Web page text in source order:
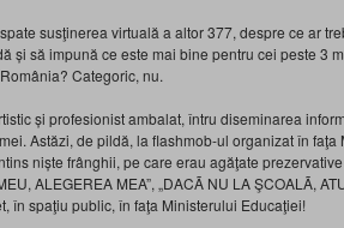
susţinerea virtuală a altor 377, despre ce ar
și să impună ce este mai bine pentru cei peste 3
Categoric, nu.
și profesionist ambalat, întru diseminarea
Astăzi, de pildă, la flashmob-ul organizat în
niște frânghii, pe care erau agăţate
ALEGEREA MEA”, „DACÃ NU LA ŞCOALÃ,
în spaţiu public, în faţa Ministerului Educaţiei!